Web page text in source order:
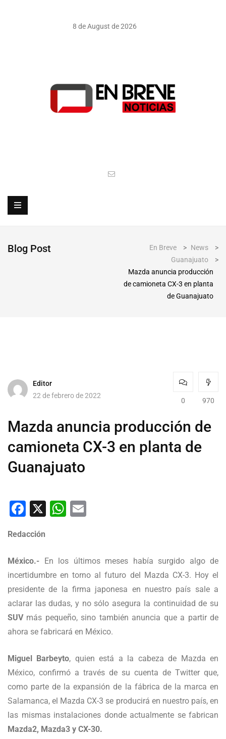
8 de August de 2026
Blog Post En Breve > News
>
Guanajuato
>
Mazda anuncia producción
de camioneta CX-3 en planta
de Guanajuato
Editor
22 de febrero de 2022
0 970
Mazda anuncia producción de
camioneta CX-3 en planta de
Guanajuato
Facebook
X WhatsApp
Redacción
México.- En los últimos meses había surgido algo de
incertidumbre en torno al futuro del Mazda CX-3. Hoy el
presidente de la firma japonesa en nuestro país sale a
aclarar las dudas, y no sólo asegura la continuidad de su
SUVmás pequeño, sino también anuncia que a partir de
ahora se fabricará en México.
Miguel Barbeyto, quien está a la cabeza de Mazda en
México, confirmó a través de su cuenta de Twitter que,
como parte de la expansión de la fábrica de la marca en
Salamanca, el Mazda CX-3 se producirá en nuestro país, en
las mismas instalaciones donde actualmente se fabrican
Mazda2, Mazda3 y CX-30.